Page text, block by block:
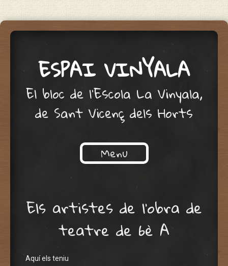
ESPAI VINYALA
El bloc de l'Escola La Vinyala,
de Sant Vicenç dels Horts
Menu
Els artistes de l’obra de
teatre de 6è A
Aquí els teniu